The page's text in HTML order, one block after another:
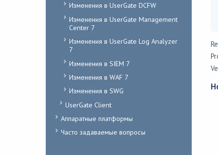
Изменения в UserGate DCFW
Изменения в UserGate Management
Center 7
Изменения в UserGate Log Analyzer
7
Изменения в SIEM 7
Изменения в WAF 7
Изменения в SWG
UserGate Client
Аппаратные платформы
Часто задаваемые вопросы